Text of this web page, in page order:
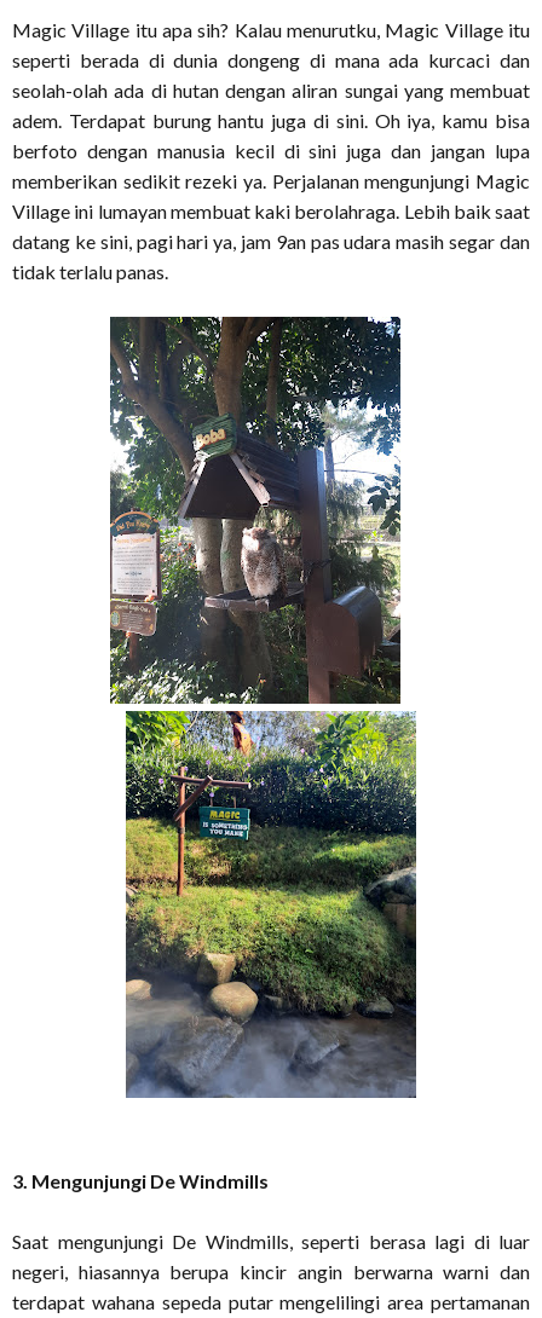
Magic Village itu apa sih? Kalau menurutku, Magic Village itu
seperti berada di dunia dongeng di mana ada kurcaci dan
seolah-olah ada di hutan dengan aliran sungai yang membuat
adem. Terdapat burung hantu juga di sini. Oh iya, kamu bisa
berfoto dengan manusia kecil di sini juga dan jangan lupa
memberikan sedikit rezeki ya. Perjalanan mengunjungi Magic
Village ini lumayan membuat kaki berolahraga. Lebih baik saat
datang ke sini, pagi hari ya, jam 9an pas udara masih segar dan
tidak terlalu panas.
3. Mengunjungi De Windmills
Saat mengunjungi De Windmills, seperti berasa lagi di luar
negeri, hiasannya berupa kincir angin berwarna warni dan
terdapat wahana sepeda putar mengelilingi area pertamanan